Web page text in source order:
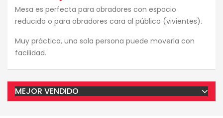
Mesa es perfecta para obradores con espacio
reducido o para obradores cara al público (vivientes).
Muy práctica, una sola persona puede moverla con
facilidad.
MEJOR VENDIDO